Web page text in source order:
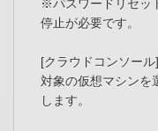
※パスワードリセッ
停止が必要です。
[クラウドコンソー
対象の仮想マシンを
します。